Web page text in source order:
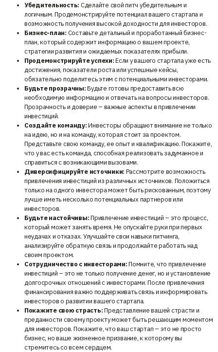
Убедительность: Сделайте свой питч убедительным и
логичным. Продемонстрируйте потенциал вашего стартапа и
возможность получения высокой доходности для инвесторов.
Бизнес-план: Составьте детальный и проработанный бизнес-
план, который содержит информацию о вашем проекте,
стратегии развития и ожидаемых показателях прибыли.
Продемонстрируйте успехи:Если у вашего стартапа уже есть
достижения, показатели роста или успешные кейсы,
обязательно поделитесь этим с потенциальными инвесторами.
Будьте прозрачны:Будьте готовы предоставить всю
необходимую информацию и отвечать на вопросы инвесторов.
Прозрачность и доверие – важные аспекты в привлечении
инвестиций.
Создайте команду:Инвесторы обращают внимание не только
на идею, но и на команду, которая стоит за проектом.
Представьте свою команду, ее опыт и квалификацию. Покажите,
что у вас есть команда, способная реализовать задуманное и
справиться с возникающими вызовами.
Диверсифицируйте источники: Рассмотрите возможность
привлечения инвестиций из различных источников. Положиться
только на одного инвестора может быть рискованным, поэтому
лучше иметь несколько потенциальных партнеров или
инвесторов.
Будьте настойчивы:Привлечение инвестиций – это процесс,
который может занять время. Не опускайте руки при первых
неудачах и отказах. Улучшайте свои навыки питчинга,
анализируйте обратную связь и продолжайте работать над
своим проектом.
Сотрудничество с инвесторами:Помните, что привлечение
инвестиций – это не только получение денег, но и установление
долгосрочных отношений с инвесторами. После привлечения
финансирования важно поддерживать связь и информировать
инвесторов о развитии вашего стартапа.
Покажите свою страсть:Представление вашей страсти и
преданности своему проекту может быть решающим моментом
для инвесторов. Покажите, что ваш стартап – это не просто
бизнес, но ваше жизненное призвание, к которому вы
стремитесь со всем сердцем.